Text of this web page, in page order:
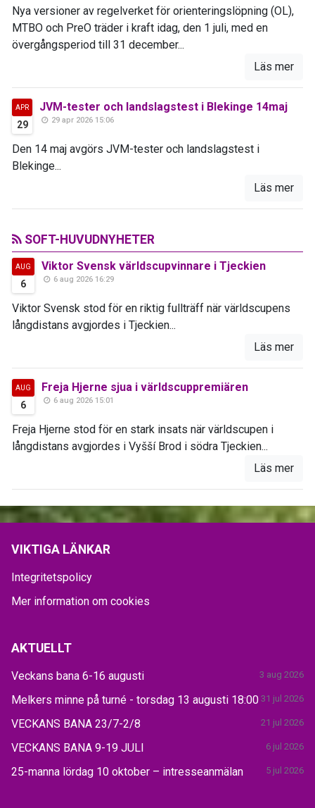
Nya versioner av regelverket för orienteringslöpning (OL),
MTBO och PreO träder i kraft idag, den 1 juli, med en
övergångsperiod till 31 december...
Läs mer
APR
29
JVM-tester och landslagstest i Blekinge 14maj
29 apr 2026 15:06
Den 14 maj avgörs JVM-tester och landslagstest i
Blekinge...
Läs mer
SOFT-HUVUDNYHETER
AUG
6
Viktor Svensk världscupvinnare i Tjeckien
6 aug 2026 16:29
Viktor Svensk stod för en riktig fullträff när världscupens
långdistans avgjordes i Tjeckien...
Läs mer
AUG
6
Freja Hjerne sjua i världscuppremiären
6 aug 2026 15:01
Freja Hjerne stod för en stark insats när världscupen i
långdistans avgjordes i Vyšší Brod i södra Tjeckien...
Läs mer
VIKTIGA LÄNKAR
Integritetspolicy
Mer information om cookies
AKTUELLT
Veckans bana 6-16 augusti 3 aug 2026
Melkers minne på turné - torsdag 13 augusti 18:00 31 jul 2026
VECKANS BANA 23/7-2/8 21 jul 2026
VECKANS BANA 9-19 JULI 6 jul 2026
25-manna lördag 10 oktober – intresseanmälan 5 jul 2026